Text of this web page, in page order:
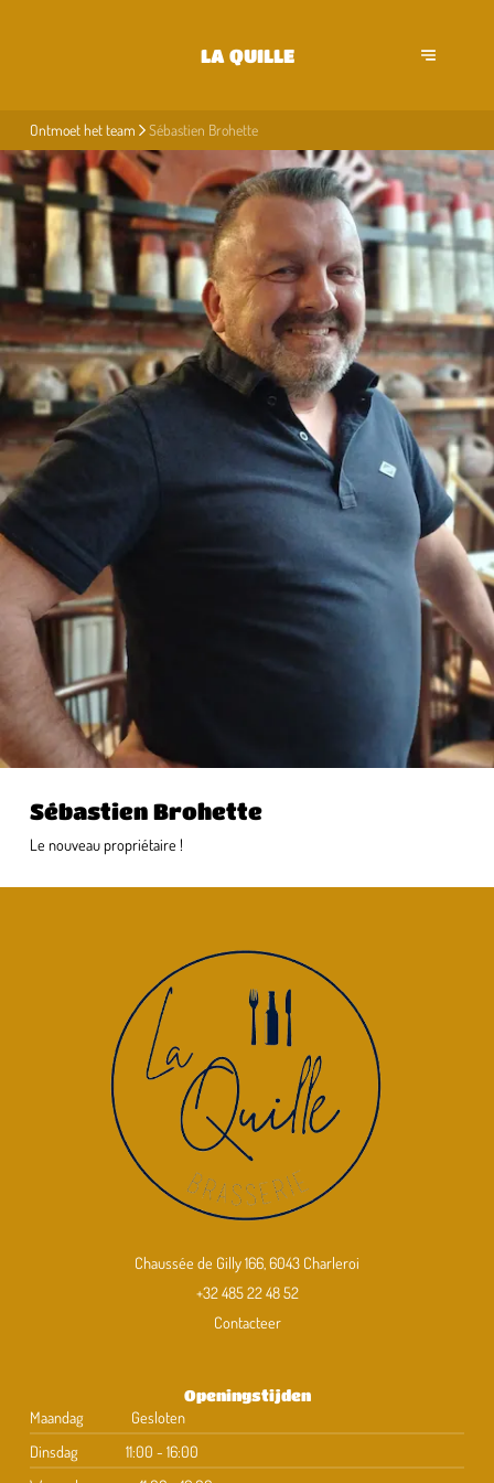
LA QUILLE
Ontmoet het team Sébastien Brohette
Sébastien Brohette
Le nouveau propriétaire !
Chaussée de Gilly 166, 6043 Charleroi
+32 485 22 48 52
Contacteer
Openingstijden
Maandag
Gesloten
Dinsdag
11:00 - 16:00